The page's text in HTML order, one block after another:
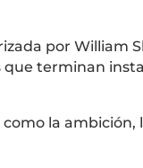
por William
terminan
la ambición,